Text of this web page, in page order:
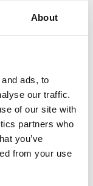
About
ads, to
our traffic.
of our site with
partners who
you’ve
from your use
Forelle.
verboten!
beträgt 40 cm.
oder andere